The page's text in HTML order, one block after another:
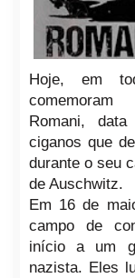
Hoje, em
comemoram
Romani,
ciganos que
durante o seu
de Auschwitz.
Em 16 de
campo de
início a um
nazista. Eles